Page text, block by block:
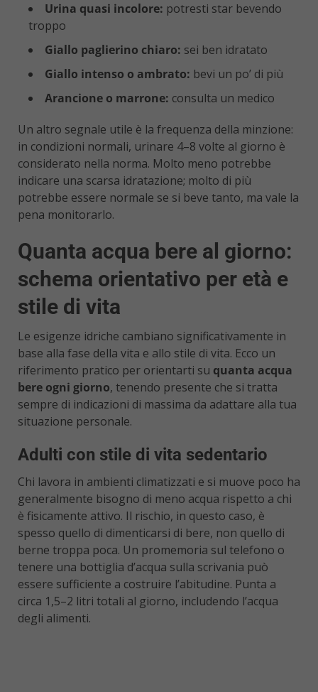
Urina quasi incolore: potresti star bevendo
troppo
Giallo paglierino chiaro: sei ben idratato
Giallo intenso o ambrato: bevi un po’ di più
Arancione o marrone: consulta un medico
Un altro segnale utile è la frequenza della minzione:
in condizioni normali, urinare 4–8 volte al giorno è
considerato nella norma. Molto meno potrebbe
indicare una scarsa idratazione; molto di più
potrebbe essere normale se si beve tanto, ma vale la
pena monitorarlo.
Quanta acqua bere al giorno:
schema orientativo per età e
stile di vita
Le esigenze idriche cambiano significativamente in
base alla fase della vita e allo stile di vita. Ecco un
riferimento pratico per orientarti su quanta acqua
bere ogni giorno, tenendo presente che si tratta
sempre di indicazioni di massima da adattare alla tua
situazione personale.
Adulti con stile di vita sedentario
Chi lavora in ambienti climatizzati e si muove poco ha
generalmente bisogno di meno acqua rispetto a chi
è fisicamente attivo. Il rischio, in questo caso, è
spesso quello di dimenticarsi di bere, non quello di
berne troppa poca. Un promemoria sul telefono o
tenere una bottiglia d’acqua sulla scrivania può
essere sufficiente a costruire l’abitudine. Punta a
circa 1,5–2 litri totali al giorno, includendo l’acqua
degli alimenti.